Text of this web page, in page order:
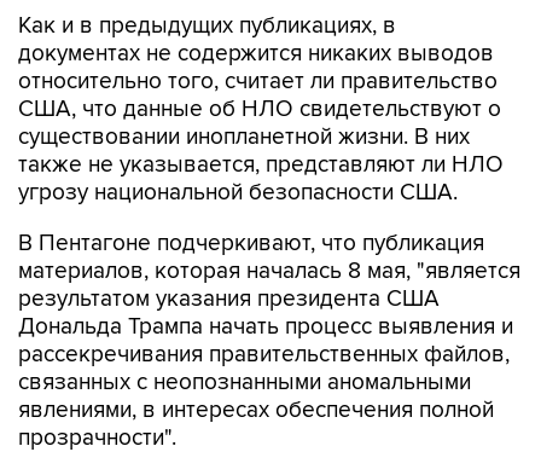
Как и в предыдущих публикациях, в
документах не содержится никаких выводов
относительно того, считает ли правительство
США, что данные об НЛО свидетельствуют о
существовании инопланетной жизни. В них
также не указывается, представляют ли НЛО
угрозу национальной безопасности США.
В Пентагоне подчеркивают, что публикация
материалов, которая началась 8 мая, "является
результатом указания президента США
Дональда Трампа начать процесс выявления и
рассекречивания правительственных файлов,
связанных с неопознанными аномальными
явлениями, в интересах обеспечения полной
прозрачности".